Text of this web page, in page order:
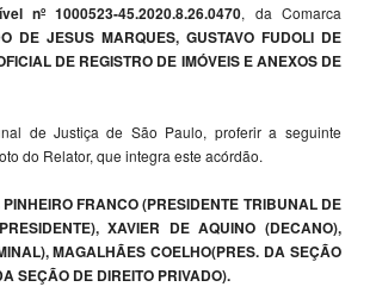
nº 1000523-45.2020.8.26.0470, da Comarca
DE JESUS MARQUES, GUSTAVO FUDOLI DE
DE REGISTRO DE IMÓVEIS E ANEXOS DE
de Justiça de São Paulo, proferir a seguinte
do Relator, que integra este acórdão.
PINHEIRO FRANCO (PRESIDENTE TRIBUNAL DE
XAVIER DE AQUINO (DECANO),
MAGALHÃES COELHO(PRES. DA SEÇÃO
SEÇÃO DE DIREITO PRIVADO).